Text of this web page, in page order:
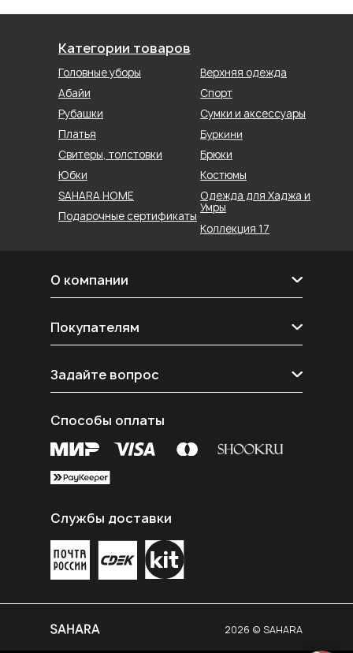
Категории товаров
Головные уборы
Абайи
Рубашки
Коллекция 17
Спорт
Верхняя одежда
Сумки и аксессуары
Юбки
Брюки
SAHARA HOME
Платья
Свитеры, толстовки
Буркини
Костюмы
Подарочные сертификаты
Одежда для Хаджа и
Умры
О компании
Реквизиты
Контакты
Покупателям
Покупателям
Политика конфиденциальности
Согласие на обработку данных
Задайте вопрос
E-mail
Вконтакте
Службы доставки
Способы оплаты
2026 © SAHARA